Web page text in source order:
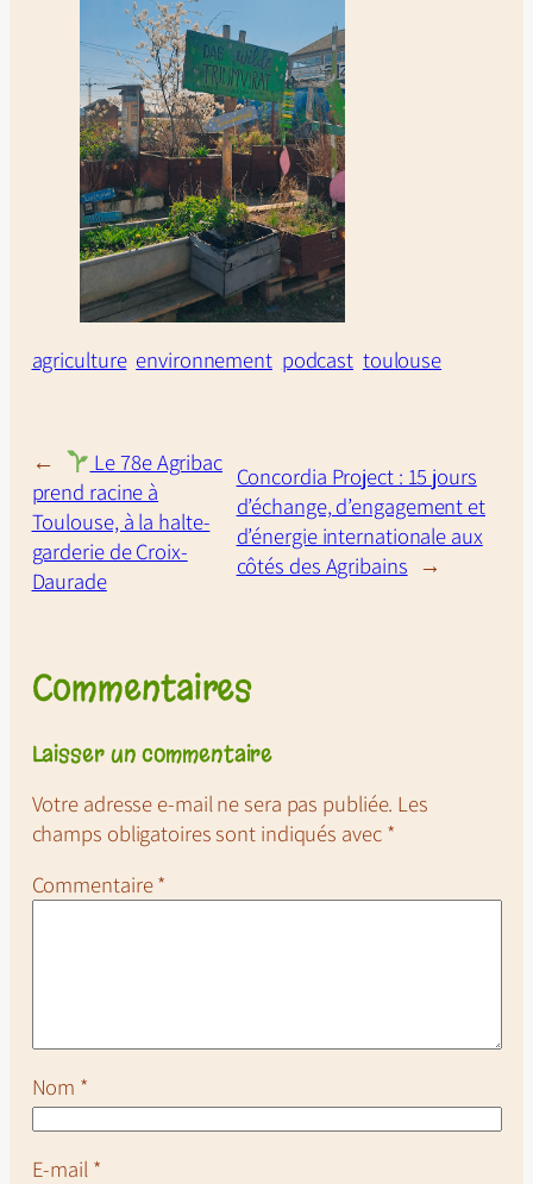
agriculture environnement podcast toulouse
←
Le 78e Agribac
prend racine à
Toulouse, à la halte-
garderie de Croix-
Daurade
Concordia Project : 15 jours
d’échange, d’engagement et
d’énergie internationale aux
côtés des Agribains →
Commentaires
Laisser un commentaire
Votre adresse e-mail ne sera pas publiée. Les
champs obligatoires sont indiqués avec *
Commentaire*
Nom *
E-mail *